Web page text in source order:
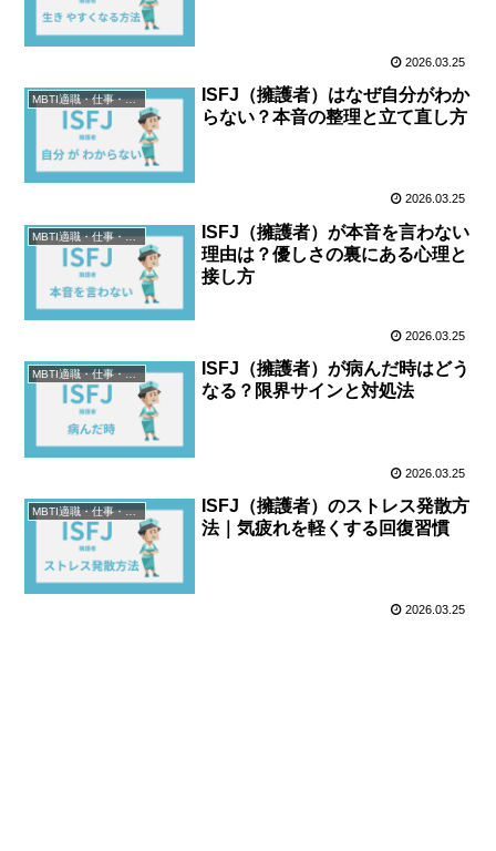
2026.03.25
MBTI適職・仕事・資格
ISFJ（擁護者）はなぜ自分がわか
らない？本音の整理と立て直し方
2026.03.25
MBTI適職・仕事・資格
ISFJ（擁護者）が本音を言わない
理由は？優しさの裏にある心理と
接し方
2026.03.25
MBTI適職・仕事・資格
ISFJ（擁護者）が病んだ時はどう
なる？限界サインと対処法
2026.03.25
MBTI適職・仕事・資格
ISFJ（擁護者）のストレス発散方
法｜気疲れを軽くする回復習慣
2026.03.25